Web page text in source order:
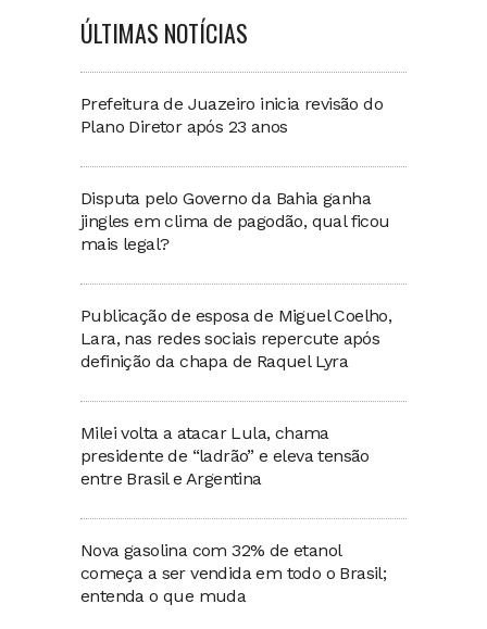
ÚLTIMAS NOTÍCIAS
Prefeitura de Juazeiro inicia revisão do
Plano Diretor após 23 anos
Disputa pelo Governo da Bahia ganha
jingles em clima de pagodão, qual ficou
mais legal?
Publicação de esposa de Miguel Coelho,
Lara, nas redes sociais repercute após
definição da chapa de Raquel Lyra
Milei volta a atacar Lula, chama
presidente de “ladrão” e eleva tensão
entre Brasil e Argentina
Nova gasolina com 32% de etanol
começa a ser vendida em todo o Brasil;
entenda o que muda